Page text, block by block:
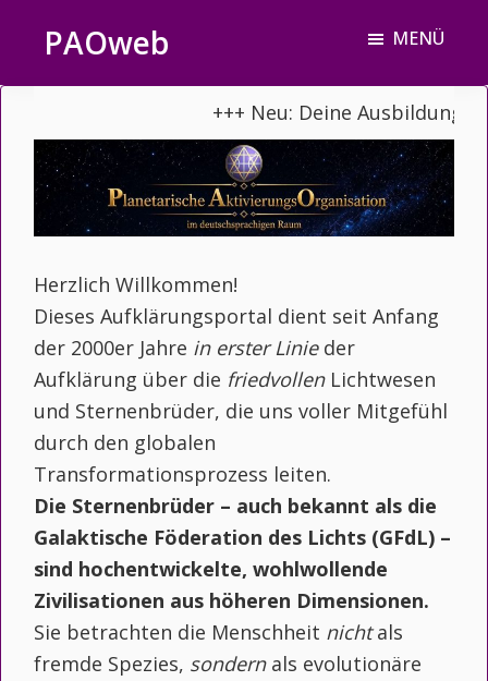
Inhalt
springen
Fußzeile
springen
PAOweb
AktivierungsOrganisation)
MENÜ
+++ Neu: Deine Ausbildung
Herzlich Willkommen!
Dieses Aufklärungsportal dient seit Anfang
der 2000er Jahre in erster Linieder
Aufklärung über die friedvollen Lichtwesen
und Sternenbrüder, die uns voller Mitgefühl
durch den globalen
Transformationsprozess leiten.
Die Sternenbrüder – auch bekannt als die
Galaktische Föderation des Lichts (GFdL) –
sind hochentwickelte, wohlwollende
Zivilisationen aus höheren Dimensionen.
Sie betrachten die Menschheit nichtals
fremde Spezies, sondern als evolutionäre